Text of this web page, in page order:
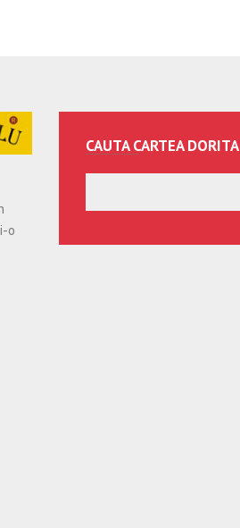
o
CAUTA CARTEA DORITA